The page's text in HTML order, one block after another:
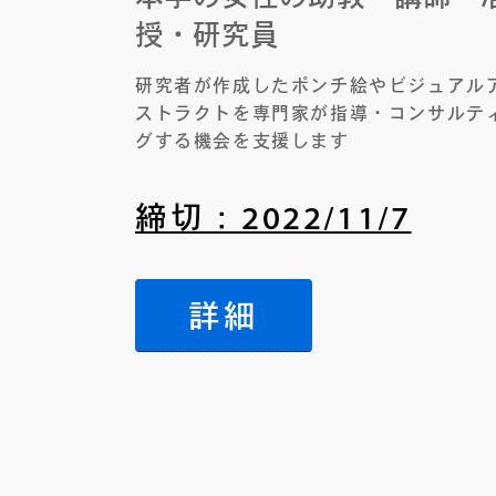
授・研究員
研究者が作成したポンチ絵やビジュアル
ストラクトを専門家が指導・コンサルテ
グする機会を支援します
締切：2022/11/7
詳細